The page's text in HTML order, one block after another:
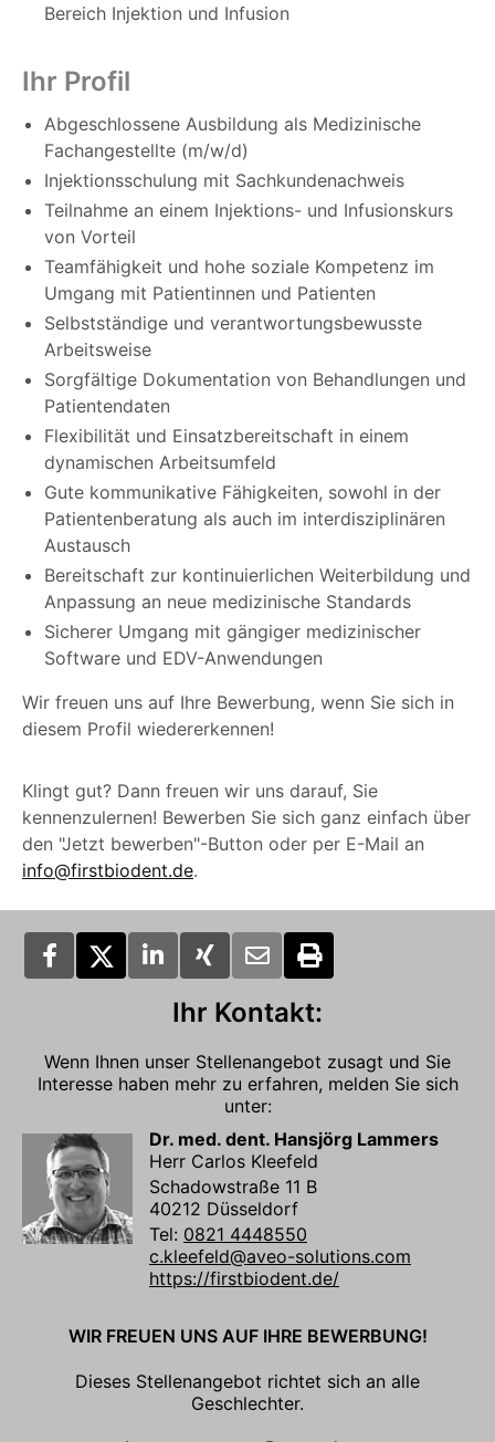
Bereich Injektion und Infusion
Ihr Profil
Abgeschlossene Ausbildung als Medizinische
Fachangestellte (m/w/d)
Injektionsschulung mit Sachkundenachweis
Teilnahme an einem Injektions- und Infusionskurs
von Vorteil
Teamfähigkeit und hohe soziale Kompetenz im
Umgang mit Patientinnen und Patienten
Selbstständige und verantwortungsbewusste
Arbeitsweise
Sorgfältige Dokumentation von Behandlungen und
Patientendaten
Flexibilität und Einsatzbereitschaft in einem
dynamischen Arbeitsumfeld
Gute kommunikative Fähigkeiten, sowohl in der
Patientenberatung als auch im interdisziplinären
Austausch
Bereitschaft zur kontinuierlichen Weiterbildung und
Anpassung an neue medizinische Standards
Sicherer Umgang mit gängiger medizinischer
Software und EDV-Anwendungen
Wir freuen uns auf Ihre Bewerbung, wenn Sie sich in
diesem Profil wiedererkennen!
Klingt gut? Dann freuen wir uns darauf, Sie
kennenzulernen! Bewerben Sie sich ganz einfach über
den "Jetzt bewerben"-Button oder per E-Mail an
info@firstbiodent.de.
Ihr Kontakt:
Wenn Ihnen unser Stellenangebot zusagt und Sie
Interesse haben mehr zu erfahren, melden Sie sich
unter:
Dr. med. dent. Hansjörg Lammers
Herr Carlos Kleefeld
Schadowstraße 11 B
40212 Düsseldorf
Tel: 0821 4448550
c.kleefeld@aveo-solutions.com
https://firstbiodent.de/
WIR FREUEN UNS AUF IHRE BEWERBUNG!
Dieses Stellenangebot richtet sich an alle
Geschlechter.